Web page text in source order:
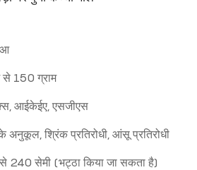
से 150 ग्राम
आईकेईए, एसजीएस
के अनुकूल, श्रिंक प्रतिरोधी, आंसू प्रतिरोधी
240 सेमी (भट्ठा किया जा सकता है)